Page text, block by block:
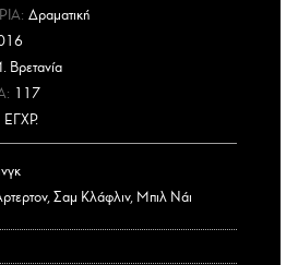
Δραματική
Βρετανία
117
ΕΓΧΡ.
Σαμ Κλάφλιν, Μπιλ Νάι